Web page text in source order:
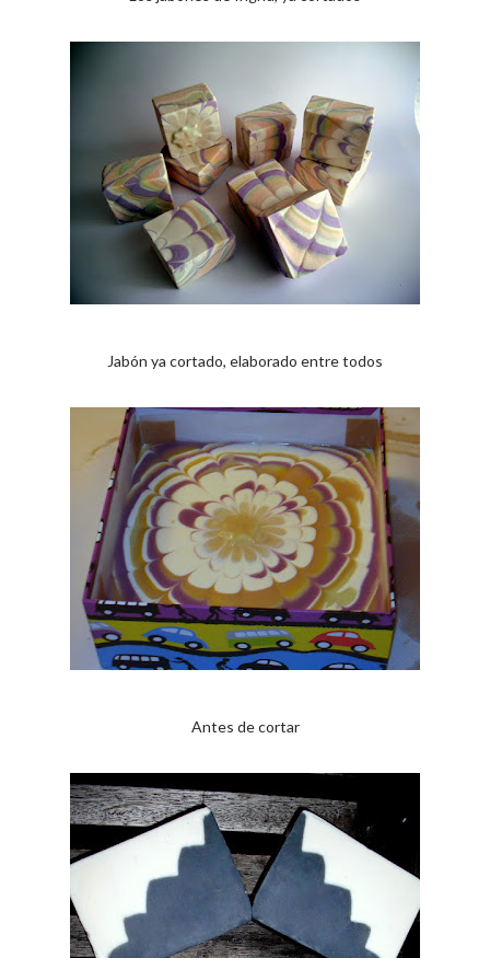
Jabón ya cortado, elaborado entre todos
Antes de cortar